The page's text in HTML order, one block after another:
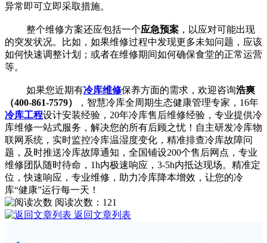
异常即可立即采取措施。
整个维修方案还应包括一个应急预案 ，以应对可能出现
的突发状况。比如，如果维修过程中发现更多未知问题，应该
如何快速调整计划；或者在维修期间如何确保食堂的正常运营
等。
如果您近期有冷库维修保养方面的需求，欢迎咨询浩爽
（400-861-7579）
，智慧冷库全周期生态健康管理专家，16年
冷库工程设计安装经验，20年冷库售后维修经验，专业提供冷
库维修一站式服务，解决您的所有后顾之忧！自主研发冷库物
联网系统，实时监控冷库温湿度变化，精准排查冷库故障问
题，及时推送冷库故障通知，全国铺设200个售后网点，专业
维修团队随时待命，1h内极速响应，3-5h内抵达现场。精准定
位，快速响应，专业维修，助力冷库降本增效，让您的冷
库“健康”运行每一天！
阅读次数： 121
返回文章列表